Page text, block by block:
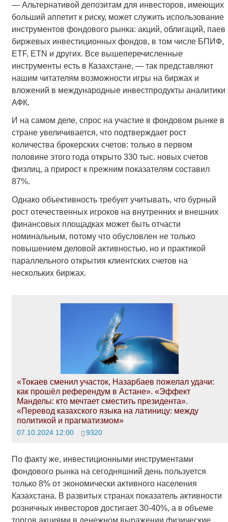
— Альтернативой депозитам для инвесторов, имеющих
больший аппетит к риску, может служить использование
инструментов фондового рынка: акций, облигаций, паев
биржевых инвестиционных фондов, в том числе БПИФ,
ETF, ETN и других. Все вышеперечисленные
инструменты есть в Казахстане, — так представляют
нашим читателям возможности игры на биржах и
вложений в международные инвестпродукты аналитики
АФК.
И на самом деле, спрос на участие в фондовом рынке в
стране увеличивается, что подтверждает рост
количества брокерских счетов: только в первом
половине этого года открыто 330 тыс. новых счетов
физлиц, а прирост к прежним показателям составил
87%.
Однако объективность требует учитывать, что бурный
рост отечественных игроков на внутренних и внешних
финансовых площадках может быть отчасти
номинальным, потому что обусловлен не только
повышением деловой активностью, но и практикой
параллельного открытия клиентских счетов на
нескольких биржах.
«Токаев сменил участок, Назарбаев пожелал удачи:
как прошёл референдум в Астане». «Эффект
Манделы: кто мечтает сместить президента».
«Перевод казахского языка на латиницу: между
политикой и прагматизмом»
07.10.2024 12:00 9320
По факту же, инвестиционными инструментами
фондового рынка на сегодняшний день пользуется
только 8% от экономически активного населения
Казахстана. В развитых странах показатель активности
розничных инвесторов достигает 30-40%, а в объеме